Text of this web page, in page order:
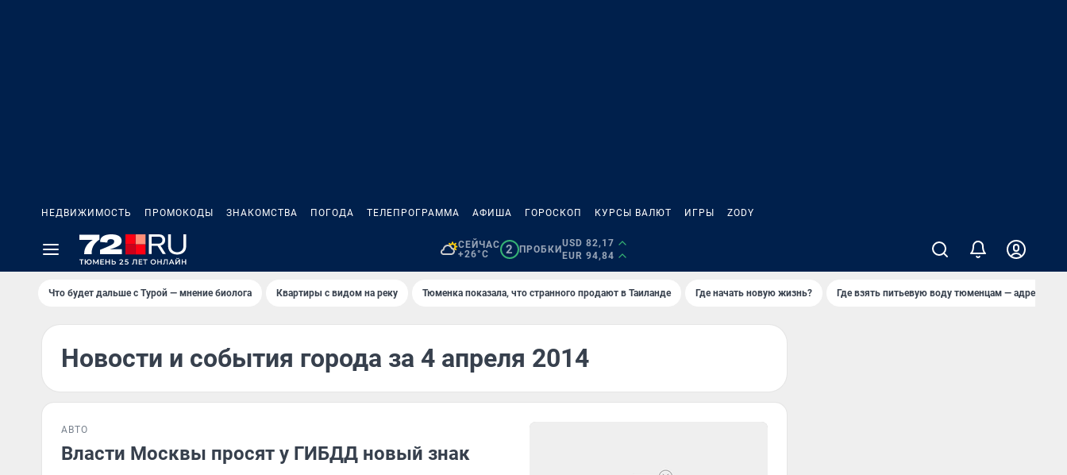
НЕДВИЖИМОСТЬ ПРОМОКОДЫ ЗНАКОМСТВА ПОГОДА ТЕЛЕПРОГРАММА АФИША ГОРОСКОП КУРСЫ ВАЛЮТ ИГРЫ ZODY
СЕЙЧАС
+26°C
2 ПРОБКИ
USD 82,17
EUR 94,84
Что будет дальше с Турой — мнение биолога Квартиры с видом на реку Тюменка показала, что странного продают в Таиланде Где начать новую жизнь? Где взять питьевую воду тюменцам — адреса
Новости и события города за 4 апреля 2014
АВТО
Власти Москвы просят у ГИБДД новый знак